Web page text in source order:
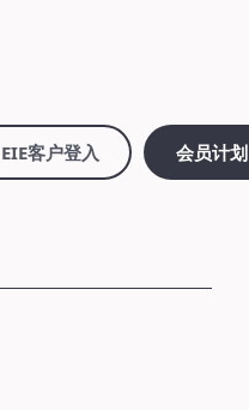
EIE客户登入 会员计划